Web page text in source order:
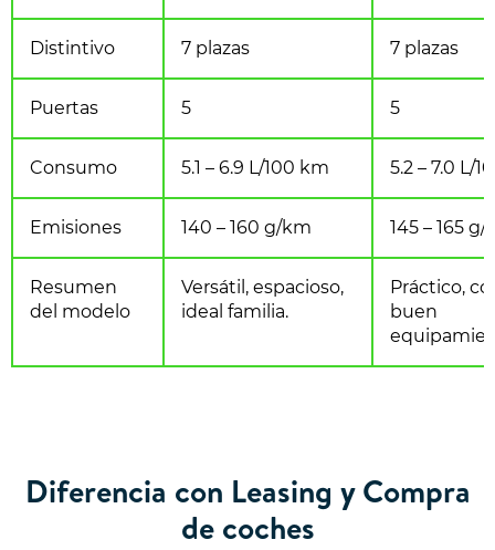
Distintivo 7 plazas 7 plazas
Puertas 5 5
Consumo 5.1 – 6.9 L/100 km 5.2 – 7.0 L/
Emisiones 140 – 160 g/km 145 – 165
Resumen
del modelo
Versátil, espacioso,
ideal familia.
Práctico,
buen
Diferencia con Leasing y Compra
de coches